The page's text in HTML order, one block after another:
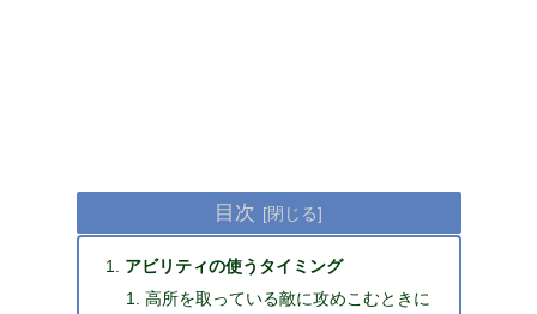
目次
アビリティの使うタイミング
高所を取っている敵に攻めこむときに